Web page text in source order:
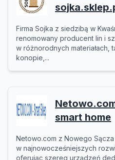
Firma Sojka z siedzibą w
renomowany producent lin i
w różnorodnych materiałach,
konopie,...
smart home
Netowo.com z Nowego
w najnowocześniejszych
oferując szereg urządzeń